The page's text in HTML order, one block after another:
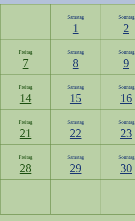
Samstag
1
Sonntag
2
Freitag
7
Samstag
8
Sonntag
9
Freitag
14
Samstag
15
Sonntag
16
Freitag
21
Samstag
22
Sonntag
23
Freitag
28
Samstag
29
Sonntag
30